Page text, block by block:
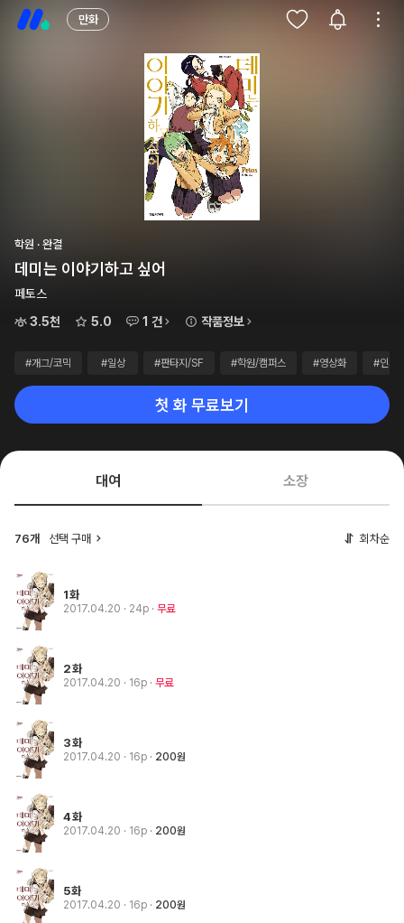
만화
학원 · 완결
데미는 이야기하고 싶어
페토스
3.5천
5.0 1 건 작품정보
#개그/코믹 #일상 #판타지/SF #학원/캠퍼스 #영상화 #인외
첫 화 무료보기
대여 소장
76개 선택 구매 회차순
1화
2017.04.20 · 24p 무료
2화
2017.04.20 · 16p 무료
3화
2017.04.20 · 16p 200원
4화
2017.04.20 · 16p 200원
5화
2017.04.20 · 16p 200원